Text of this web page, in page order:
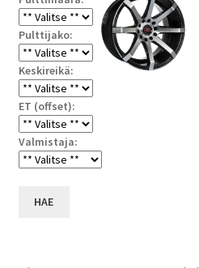
Pulttijako:
Keskireikä:
ET (offset):
Valmistaja:
HAE